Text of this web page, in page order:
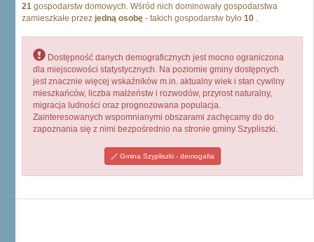
21 gospodarstw domowych. Wśród nich dominowały gospodarstwa
zamieszkałe przez jedną osobę - takich gospodarstw było 10 .
Dostępność danych demograficznych jest mocno ograniczona
dla miejscowości statystycznych. Na poziomie gminy dostępnych
jest znacznie więcej wskaźników m.in. aktualny wiek i stan cywilny
mieszkańców, liczba małżeństw i rozwodów, przyrost naturalny,
migracja ludności oraz prognozowana populacja.
Zainteresowanych wspomnianymi obszarami zachęcamy do do
zapoznania się z nimi bezpośrednio na stronie gminy Szypliszki.
Gmina Szypliszki - demogafia